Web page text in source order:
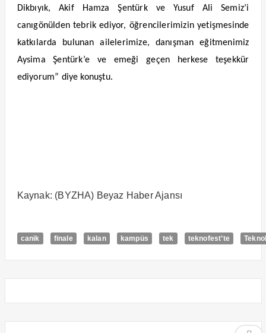
Dikbıyık, Akif Hamza Şentürk ve Yusuf Ali Semiz’i
canıgönülden tebrik ediyor, öğrencilerimizin yetişmesinde
katkılarda bulunan ailelerimize, danışman eğitmenimiz
Aysima Şentürk’e ve emeği geçen herkese teşekkür
ediyorum” diye konuştu.
Kaynak: (BYZHA) Beyaz Haber Ajansı
canik finale kalan kampüs tek teknofest’te